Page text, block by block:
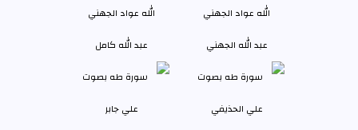
عبد الله الجهني عبد الله كامل